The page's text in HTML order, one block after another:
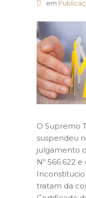
em
O Supremo
suspendeu
julgamento
Nº 566.622
tratam da